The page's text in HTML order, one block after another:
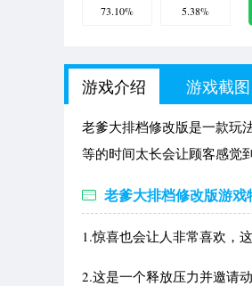
73.10% 5.38%
游戏介绍 游戏截图
老爹大排档修改版是一款玩
等的时间太长会让顾客感觉
老爹大排档修改版游戏
1.惊喜也会让人非常喜欢，
2.这是一个释放压力并邀请